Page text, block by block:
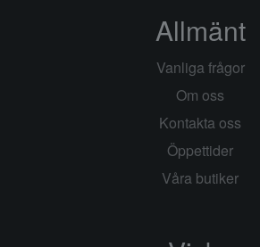
Allmänt
Vanliga frågor
Om oss
Kontakta oss
Öppettider
Våra butiker